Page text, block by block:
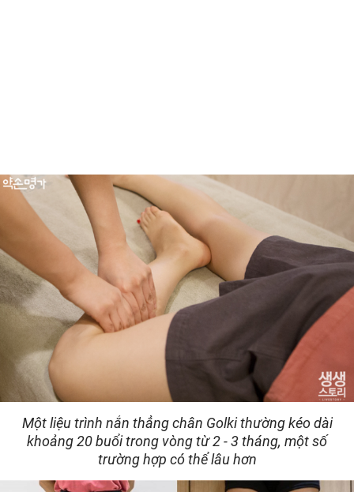
Một liệu trình nắn thẳng chân Golki thường kéo dài
khoảng 20 buổi trong vòng từ 2 - 3 tháng, một số
trường hợp có thể lâu hơn